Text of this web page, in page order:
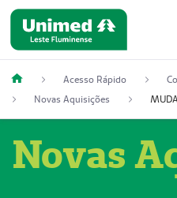
Acesso Rápido
Novas Aquisições
Novas